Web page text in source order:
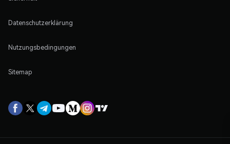
Datenschutzerklärung
Nutzungsbedingungen
Sitemap